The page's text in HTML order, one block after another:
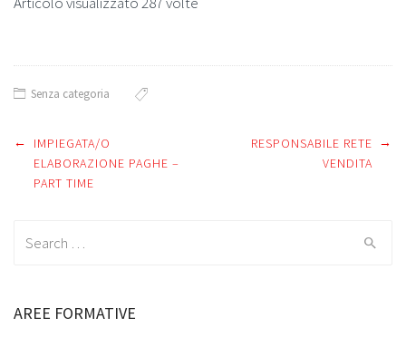
Senza categoria
Post
←
IMPIEGATA/O
ELABORAZIONE PAGHE –
PART TIME
RESPONSABILE RETE
VENDITA
→
AREE FORMATIVE